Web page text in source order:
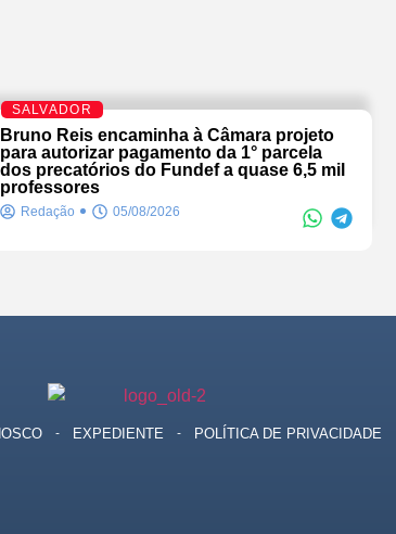
SALVADOR
Bruno Reis encaminha à Câmara projeto
para autorizar pagamento da 1° parcela
dos precatórios do Fundef a quase 6,5 mil
professores
Redação 05/08/2026
EXPEDIENTE POLÍTICA DE PRIVACIDADE